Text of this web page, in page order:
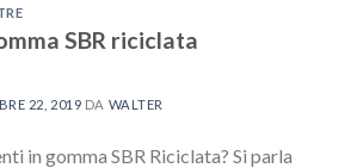
SBR riciclata
22, 2019 DA WALTER
in gomma SBR Riciclata? Si parla